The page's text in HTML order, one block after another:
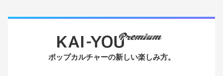
ポップカルチャーの新しい楽しみ方。